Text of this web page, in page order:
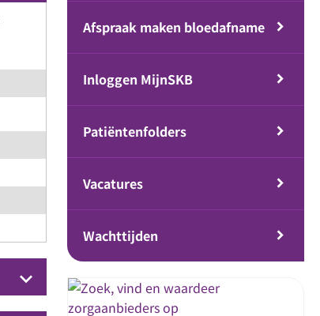
keyboard_arrow_down
Afspraak maken bloedafname
Inloggen MijnSKB
Patiëntenfolders
Vacatures
Wachttijden